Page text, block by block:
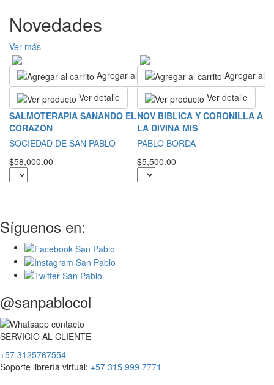
Novedades
Ver más
Agregar al carrito
Ver detalle
SALMOTERAPIA SANANDO EL
CORAZON
SOCIEDAD DE SAN PABLO
$58,000.00
Agregar al
Ver detalle
NOV BIBLICA Y CORONILLA A
LA DIVINA MIS
PABLO BORDA
$5,500.00
Síguenos en:
@sanpablocol
SERVICIO AL CLIENTE
+57 3125767554
Soporte librería virtual: +57 315 999 7771